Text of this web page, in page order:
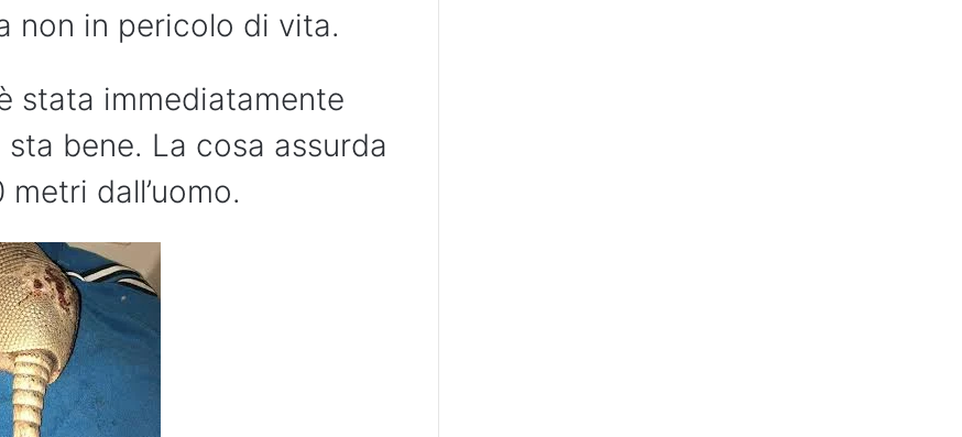
non in pericolo di vita.
stata immediatamente
bene. La cosa assurda
dall’uomo.